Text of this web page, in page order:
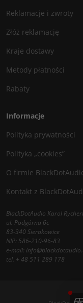
Reklamacje i zwroty
Złóż reklamację
Kraje dostawy
Metody płatności
Rabaty
Informacje
Polityka prywatności
Polityka „cookies”
O firmie
Kontakt z
BlackDotAudio Karol
ul. Podgórna 6c
83-340 Sierakowice
NIP: 586-210-96-83
e-mail:
tel. + 48 511 289 178